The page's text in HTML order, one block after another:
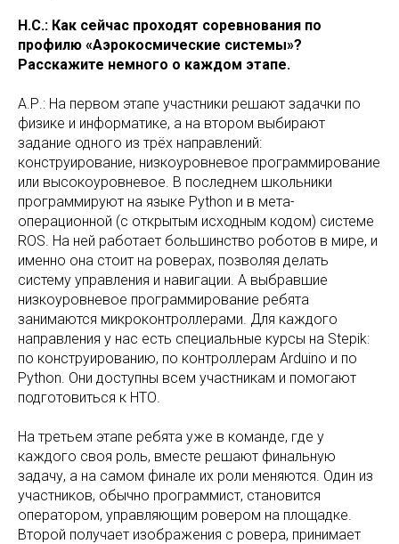
Н.С.: Как сейчас проходят соревнования по
профилю «Аэрокосмические системы»?
Расскажите немного о каждом этапе.
А.Р.: На первом этапе участники решают задачки по
физике и информатике, а на втором выбирают
задание одного из трёх направлений:
конструирование, низкоуровневое программирование
или высокоуровневое. В последнем школьники
программируют на языке Python и в мета-
операционной (с открытым исходным кодом) системе
ROS. На ней работает большинство роботов в мире, и
именно она стоит на роверах, позволяя делать
систему управления и навигации. А выбравшие
низкоуровневое программирование ребята
занимаются микроконтроллерами. Для каждого
направления у нас есть специальные курсы на Stepik:
по конструированию, по контроллерам Arduino и по
Python. Они доступны всем участникам и помогают
подготовиться к НТО.
На третьем этапе ребята уже в команде, где у
каждого своя роль, вместе решают финальную
задачу, а на самом финале их роли меняются. Один из
участников, обычно программист, становится
оператором, управляющим ровером на площадке.
Второй получает изображения с ровера, принимает